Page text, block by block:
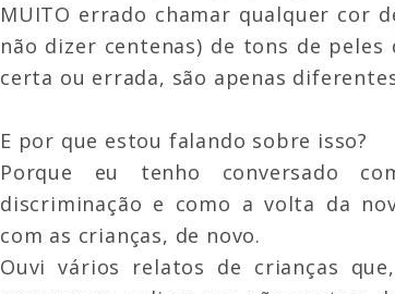
MUITO errado chamar qualquer cor
não dizer centenas) de tons de
certa ou errada, são apenas
E por que estou falando sobre isso?
Porque eu tenho conversado
discriminação e como a volta da
com as crianças, de novo.
Ouvi vários relatos de crianças